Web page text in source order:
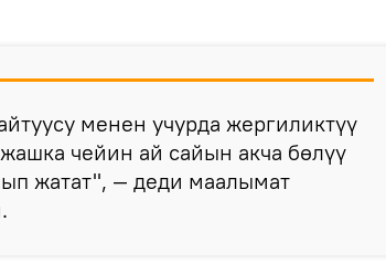
менен учурда жергиликтүү
чейин ай сайын акча бөлүү
жатат", — деди маалымат